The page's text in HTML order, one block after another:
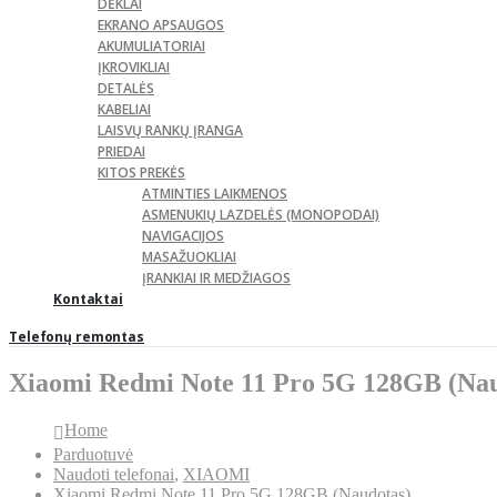
EKRANO APSAUGOS
AKUMULIATORIAI
ĮKROVIKLIAI
DETALĖS
KABELIAI
LAISVŲ RANKŲ ĮRANGA
PRIEDAI
KITOS PREKĖS
ATMINTIES LAIKMENOS
ASMENUKIŲ LAZDELĖS (MONOPODAI)
NAVIGACIJOS
MASAŽUOKLIAI
ĮRANKIAI IR MEDŽIAGOS
Kontaktai
Telefonų remontas
Xiaomi Redmi Note 11 Pro 5G 128GB
Home
Parduotuvė
Naudoti telefonai, XIAOMI